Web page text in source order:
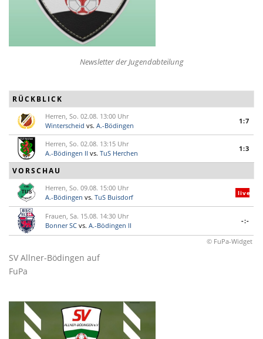
Newsletter der Jugendabteilung
RÜCKBLICK
Herren, So. 02.08. 13:00 Uhr
Winterscheid vs. A.-Bödingen
1:7
Herren, So. 02.08. 13:15 Uhr
A.-Bödingen II vs. TuS Herchen
1:3
VORSCHAU
Herren, So. 09.08. 15:00 Uhr
A.-Bödingen vs. TuS Buisdorf live
Frauen, Sa. 15.08. 14:30 Uhr
Bonner SC vs. A.-Bödingen II
-:-
© FuPa-Widget
SV Allner-Bödingen auf
FuPa